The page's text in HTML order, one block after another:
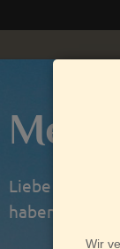
> Flache Schale
Liebe
haben wir